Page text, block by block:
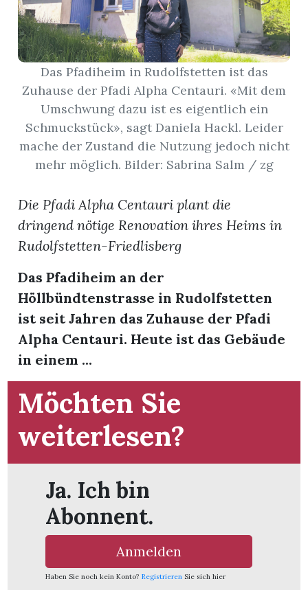
App
Bremgarten
Das Pfadiheim in Rudolfstetten ist das
Zuhause der Pfadi Alpha Centauri. «Mit dem
Umschwung dazu ist es eigentlich ein
Schmuckstück», sagt Daniela Hackl. Leider
mache der Zustand die Nutzung jedoch nicht
mehr möglich. Bilder: Sabrina Salm / zg
Die Pfadi Alpha Centauri plant die
dringend nötige Renovation ihres Heims in
Rudolfstetten-Friedlisberg
Das Pfadiheim an der
Höllbündtenstrasse in Rudolfstetten
ist seit Jahren das Zuhause der Pfadi
Alpha Centauri. Heute ist das Gebäude
in einem ...
Möchten Sie
weiterlesen?
Ja. Ich bin
Abonnent.
Anmelden
Haben Sie noch kein Konto? Registrieren Sie sich hier